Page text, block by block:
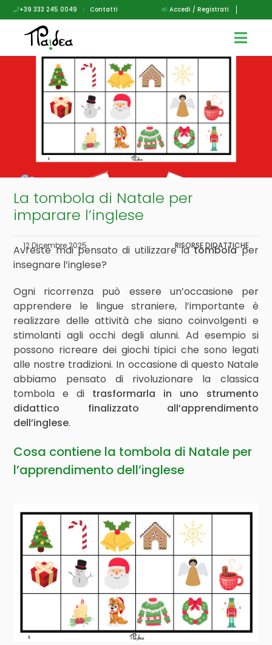
+39 333 245 0049 | Contatti Accedi / Registrati
La tombola di Natale per
imparare l’inglese
12 Dicembre 2025 RISORSE DIDATTICHE
Avreste mai pensato di utilizzare latombolaper
insegnare l’inglese?
Ogni ricorrenza può essere un’occasione per
apprendere le lingue straniere, l’importante è
realizzare delle attività che siano coinvolgenti e
stimolanti agli occhi degli alunni. Ad esempio si
possono ricreare dei giochi tipici che sono legati
alle nostre tradizioni. In occasione di questo Natale
abbiamo pensato di rivoluzionare la classica
tombola e di trasformarla in uno strumento
didattico finalizzato all’apprendimento
dell’inglese.
Cosa contiene la tombola di Natale per
l’apprendimento dell’inglese